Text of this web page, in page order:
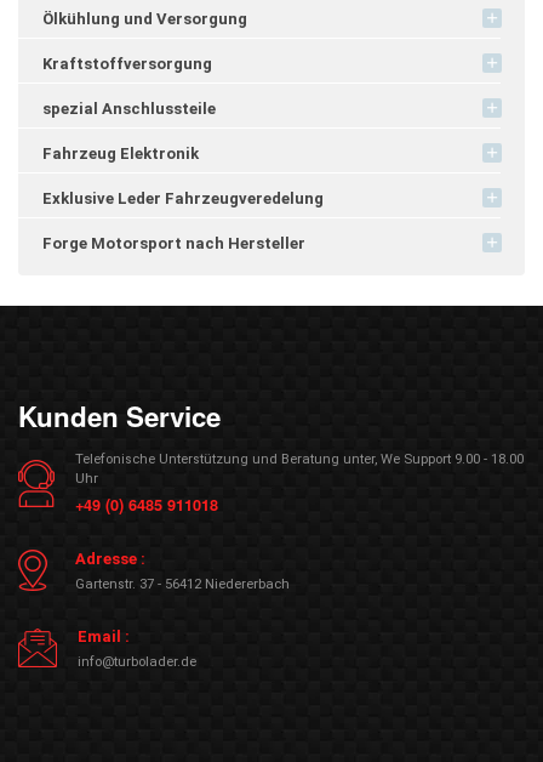
Ölkühlung und Versorgung
Kraftstoffversorgung
spezial Anschlussteile
Fahrzeug Elektronik
Exklusive Leder Fahrzeugveredelung
Forge Motorsport nach Hersteller
Kunden Service
Telefonische Unterstützung und Beratung unter, We Support 9.00 - 18.00
Uhr
+49 (0) 6485 911018
Adresse :
Gartenstr. 37 - 56412 Niedererbach
Email :
info@turbolader.de